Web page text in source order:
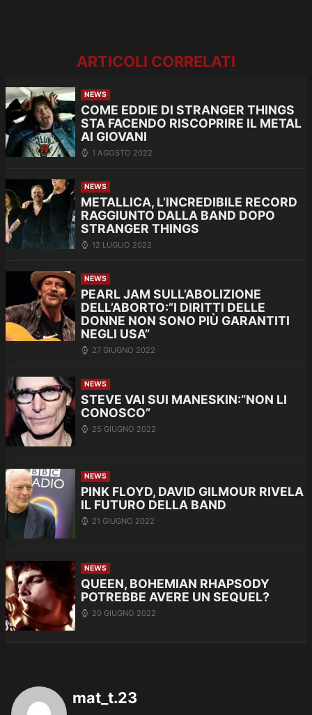
ARTICOLI CORRELATI
NEWS
COME EDDIE DI STRANGER THINGS
STA FACENDO RISCOPRIRE IL METAL
AI GIOVANI
1 AGOSTO 2022
NEWS
METALLICA, L’INCREDIBILE RECORD
RAGGIUNTO DALLA BAND DOPO
STRANGER THINGS
12 LUGLIO 2022
NEWS
PEARL JAM SULL’ABOLIZIONE
DELL’ABORTO:”I DIRITTI DELLE
DONNE NON SONO PIÙ GARANTITI
NEGLI USA”
27 GIUGNO 2022
NEWS
STEVE VAI SUI MANESKIN:”NON LI
CONOSCO”
25 GIUGNO 2022
NEWS
PINK FLOYD, DAVID GILMOUR RIVELA
IL FUTURO DELLA BAND
21 GIUGNO 2022
NEWS
QUEEN, BOHEMIAN RHAPSODY
POTREBBE AVERE UN SEQUEL?
20 GIUGNO 2022
mat_t.23